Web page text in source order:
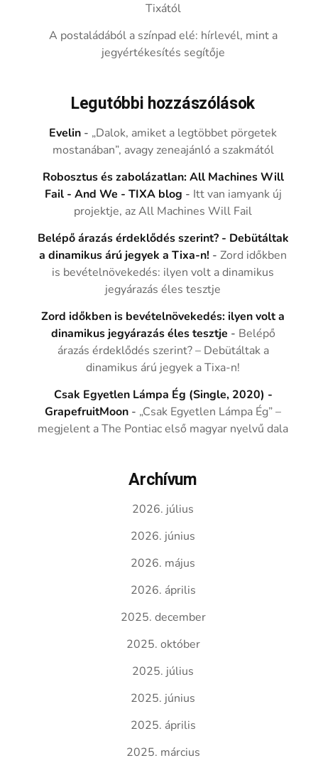
Tixától
A postaládából a színpad elé: hírlevél, mint a
jegyértékesítés segítője
Legutóbbi hozzászólások
Evelin - „Dalok, amiket a legtöbbet pörgetek
mostanában”, avagy zeneajánló a szakmától
Robosztus és zabolázatlan: All Machines Will
Fail - And We - TIXA blog - Itt van iamyank új
projektje, az All Machines Will Fail
Belépő árazás érdeklődés szerint? - Debütáltak
a dinamikus árú jegyek a Tixa-n! -Zord időkben
is bevételnövekedés: ilyen volt a dinamikus
jegyárazás éles tesztje
Zord időkben is bevételnövekedés: ilyen volt a
dinamikus jegyárazás éles tesztje - Belépő
árazás érdeklődés szerint? – Debütáltak a
dinamikus árú jegyek a Tixa-n!
Csak Egyetlen Lámpa Ég (Single, 2020) -
GrapefruitMoon - „Csak Egyetlen Lámpa Ég” –
megjelent a The Pontiac első magyar nyelvű dala
Archívum
2026. július
2026. június
2026. május
2026. április
2025. december
2025. október
2025. július
2025. június
2025. április
2025. március